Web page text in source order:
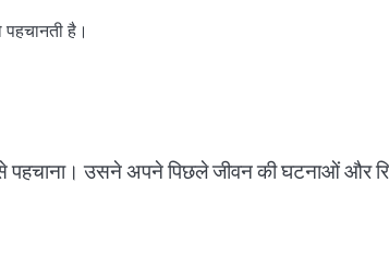
है।
उसने अपने पिछले जीवन की घटनाओं और